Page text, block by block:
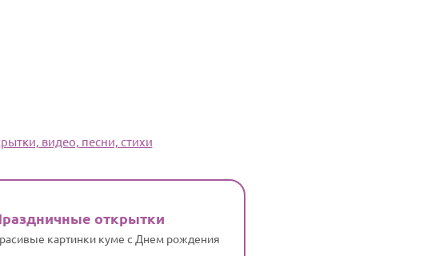
видео, песни, стихи
открытки
картинки куме с Днем рождения